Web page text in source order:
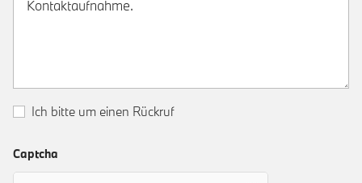
Ich bitte um einen Rückruf
Captcha